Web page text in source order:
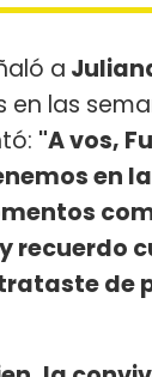
a
en las
"A vos,
en
recuerdo
de